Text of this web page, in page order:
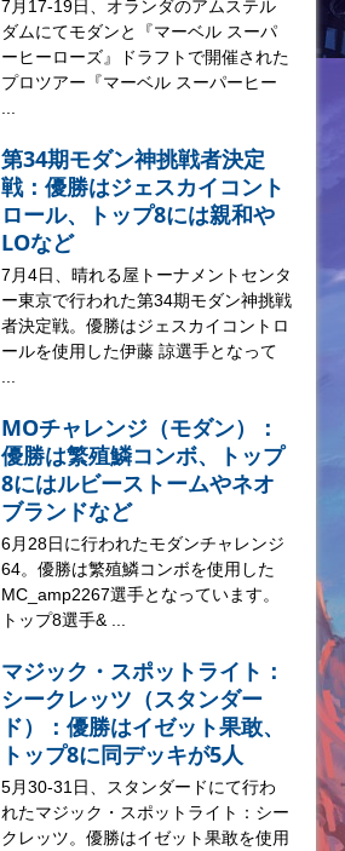
7月17-19日、オランダのアムステル
ダムにてモダンと『マーベル スーパ
ーヒーローズ』ドラフトで開催された
プロツアー『マーベル スーパーヒー
第34期モダン神挑戦者決定
戦：優勝はジェスカイコント
ロール、トップ8には親和や
LOなど
7月4日、晴れる屋トーナメントセンタ
ー東京で行われた第34期モダン神挑戦
者決定戦。優勝はジェスカイコントロ
ールを使用した伊藤 諒選手となって
MOチャレンジ（モダン）：
優勝は繁殖鱗コンボ、トップ
8にはルビーストームやネオ
ブランドなど
6月28日に行われたモダンチャレンジ
64。優勝は繁殖鱗コンボを使用した
MC_amp2267選手となっています。
トップ8選手& ...
マジック・スポットライト：
シークレッツ（スタンダー
ド）：優勝はイゼット果敢、
トップ8に同デッキが5人
5月30-31日、スタンダードにて行わ
れたマジック・スポットライト：シー
クレッツ。優勝はイゼット果敢を使用